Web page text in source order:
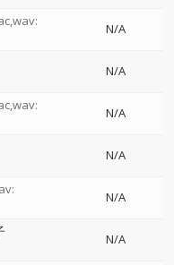
N/A
N/A
N/A
N/A
N/A
N/A